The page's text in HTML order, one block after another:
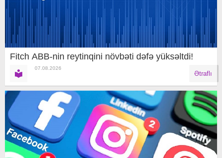
Fitch ABB-nin reytinqini növbəti dəfə yüksəltdi!
07.08.2026
Ətraflı